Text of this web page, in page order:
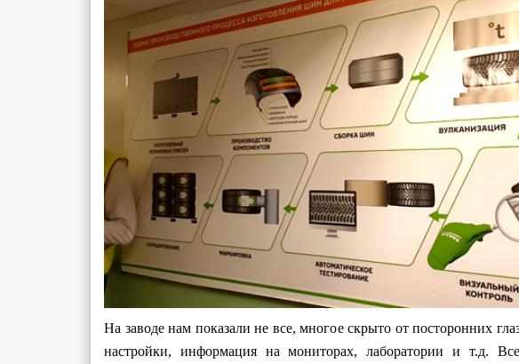
На заводе нам показали не все, многое скрыто от посторонних
настройки, информация на мониторах, лаборатории и т.д.